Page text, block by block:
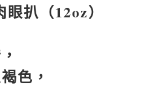
眼扒（12oz）
色，